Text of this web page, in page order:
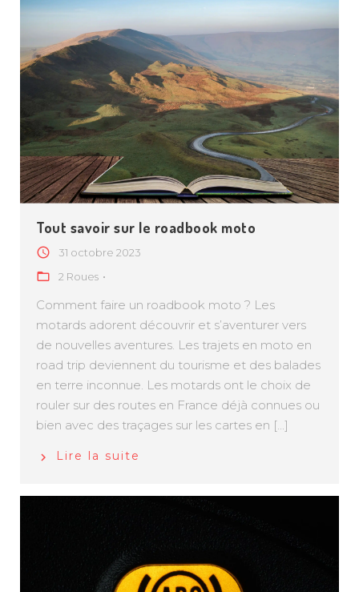
Tout savoir sur le roadbook moto
31 octobre 2023
2 Roues
Comment faire un roadbook moto ? Les
motards adorent découvrir et s’aventurer vers
de nouvelles aventures. Les trajets en moto en
road trip deviennent du tourisme et des balades
en terre inconnue. Les motards ont le choix de
rouler sur des routes en France déjà connues ou
bien avec des traçages sur les cartes en [...]
Lire la suite